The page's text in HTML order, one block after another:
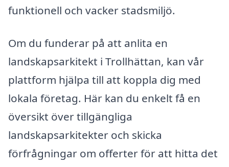
funktionell och vacker stadsmiljö.
Om du funderar på att anlita en
landskapsarkitekt i Trollhättan, kan vår
plattform hjälpa till att koppla dig med
lokala företag. Här kan du enkelt få en
översikt över tillgängliga
landskapsarkitekter och skicka
förfrågningar om offerter för att hitta det